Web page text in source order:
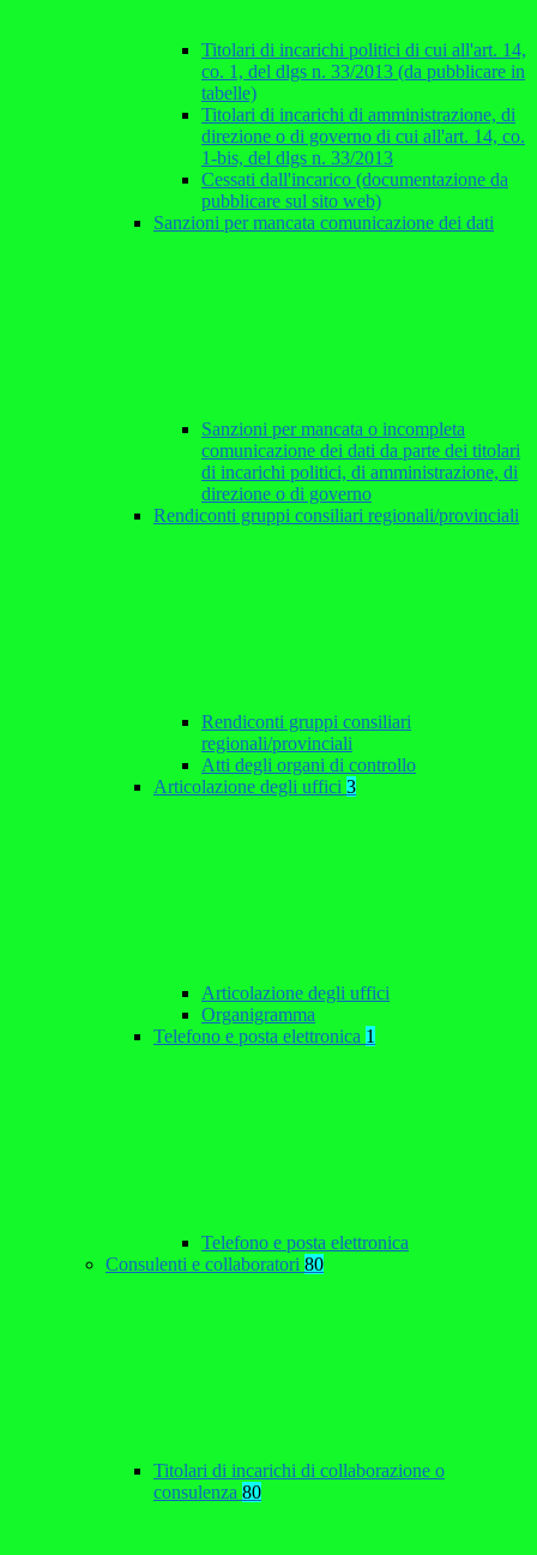
Titolari di incarichi politici di cui all'art. 14,
co. 1, del dlgs n. 33/2013 (da pubblicare in
tabelle)
Titolari di incarichi di amministrazione, di
direzione o di governo di cui all'art. 14, co.
1-bis, del dlgs n. 33/2013
Cessati dall'incarico (documentazione da
pubblicare sul sito web)
Sanzioni per mancata comunicazione dei dati
Sanzioni per mancata o incompleta
comunicazione dei dati da parte dei titolari
di incarichi politici, di amministrazione, di
direzione o di governo
Rendiconti gruppi consiliari regionali/provinciali
Rendiconti gruppi consiliari
regionali/provinciali
Atti degli organi di controllo
Articolazione degli uffici 3
Articolazione degli uffici
Organigramma
Telefono e posta elettronica 1
Telefono e posta elettronica
Consulenti e collaboratori 80
Titolari di incarichi di collaborazione o
consulenza 80